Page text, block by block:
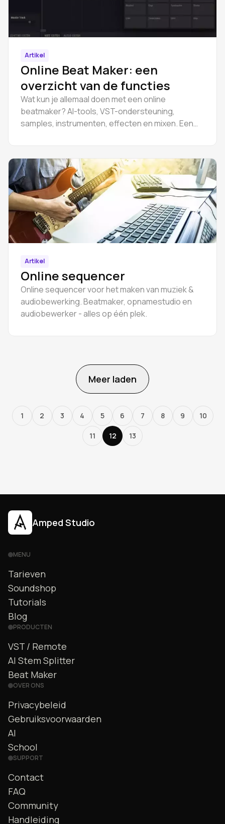
Artikel
Online Beat Maker: een
overzicht van de functies
Wat kun je allemaal doen met een online
beatmaker? AI-tools, VST-ondersteuning,
samples, instrumenten, effecten en mixen. Een
Artikel
Online sequencer
Online sequencer voor het maken van muziek &
audiobewerking. Beatmaker, opnamestudio en
audiobewerker - alles op één plek.
Meer laden
1 2 3 4 5 6 7 8 9 10
11 12 13
Amped Studio
MENU
Tarieven
Soundshop
Tutorials
Blog
PRODUCTEN
VST / Remote
AI Stem Splitter
Beat Maker
OVER ONS
Privacybeleid
Gebruiksvoorwaarden
AI
School
SUPPORT
Contact
FAQ
Community
Handleiding